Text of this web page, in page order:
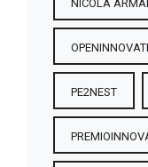
NICOLA
PE2NEST